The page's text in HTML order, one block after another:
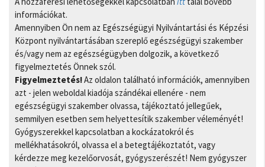
információkat.
Amennyiben Ön nem az Egészségügyi Nyilvántartási és Képzési
Központ nyilvántartásában szereplő egészségügyi szakember
és/vagy nem az egészségügyben dolgozik, a következő
figyelmeztetés Önnek szól.
Figyelmeztetés!Az oldalon található információk, amennyiben
azt - jelen weboldal kiadója szándékai ellenére - nem
egészségügyi szakember olvassa, tájékoztató jellegűek,
semmilyen esetben sem helyettesítik szakember véleményét!
Gyógyszerekkel kapcsolatban a kockázatokról és
mellékhatásokról, olvassa el a betegtájékoztatót, vagy
kérdezze meg kezelőorvosát, gyógyszerészét! Nem gyógyszer